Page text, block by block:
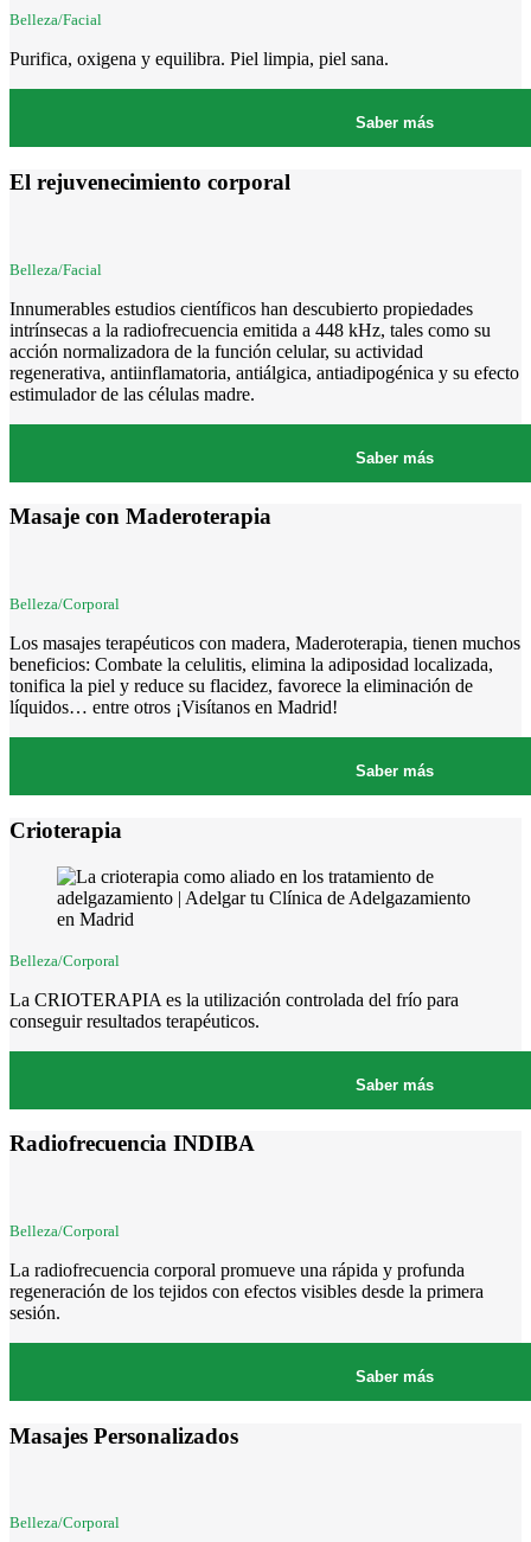
Belleza/Facial
Purifica, oxigena y equilibra. Piel limpia, piel sana.
Saber más
El rejuvenecimiento corporal
Belleza/Facial
Innumerables estudios científicos han descubierto propiedades
intrínsecas a la radiofrecuencia emitida a 448 kHz, tales como su
acción normalizadora de la función celular, su actividad
regenerativa, antiinflamatoria, antiálgica, antiadipogénica y su efecto
estimulador de las células madre.
Saber más
Masaje con Maderoterapia
Belleza/Corporal
Los masajes terapéuticos con madera, Maderoterapia, tienen muchos
beneficios: Combate la celulitis, elimina la adiposidad localizada,
tonifica la piel y reduce su flacidez, favorece la eliminación de
líquidos… entre otros ¡Visítanos en Madrid!
Saber más
Crioterapia
Belleza/Corporal
La CRIOTERAPIA es la utilización controlada del frío para
conseguir resultados terapéuticos.
Saber más
Radiofrecuencia INDIBA
Belleza/Corporal
La radiofrecuencia corporal promueve una rápida y profunda
regeneración de los tejidos con efectos visibles desde la primera
sesión.
Saber más
Masajes Personalizados
Belleza/Corporal